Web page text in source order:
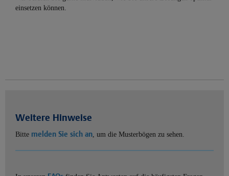
einsetzen können.
Weitere Hinweise
Bitte melden Sie sich an , um die Musterbögen zu sehen.